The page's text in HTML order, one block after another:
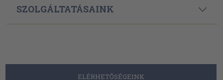
SZOLGÁLTATÁSAINK
ELÉRHETŐSÉGEINK